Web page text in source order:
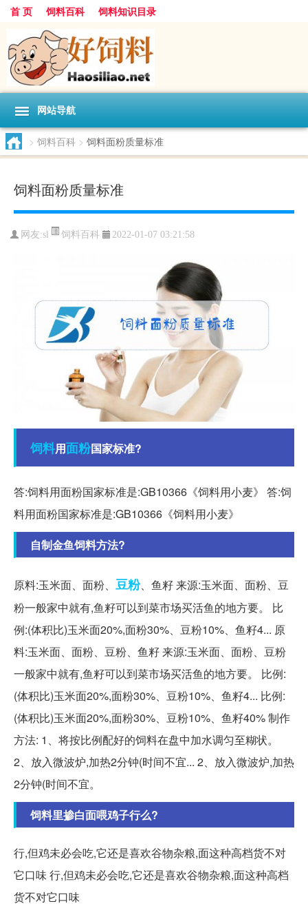
首 页 饲料百科 饲料知识目录
网站导航
> 饲料百科 > 饲料面粉质量标准
饲料面粉质量标准
网友:sl 饲料百科 2022-01-07 03:21:58
饲料用面粉国家标准?
答:饲料用面粉国家标准是:GB10366《饲料用小麦》 答:饲
料用面粉国家标准是:GB10366《饲料用小麦》
自制金鱼饲料方法?
原料:玉米面、面粉、 豆粉、鱼籽 来源:玉米面、面粉、豆
粉一般家中就有,鱼籽可以到菜市场买活鱼的地方要。 比
例:(体积比)玉米面20%,面粉30%、豆粉10%、鱼籽4... 原
料:玉米面、面粉、豆粉、鱼籽 来源:玉米面、面粉、豆粉
一般家中就有,鱼籽可以到菜市场买活鱼的地方要。 比例:
(体积比)玉米面20%,面粉30%、豆粉10%、鱼籽4... 比例:
(体积比)玉米面20%,面粉30%、豆粉10%、鱼籽40% 制作
方法: 1、将按比例配好的饲料在盘中加水调匀至糊状。
2、放入微波炉,加热2分钟(时间不宜... 2、放入微波炉,加热
2分钟(时间不宜。
饲料里掺白面喂鸡子行么?
行,但鸡未必会吃,它还是喜欢谷物杂粮,面这种高档货不对
它口味 行,但鸡未必会吃,它还是喜欢谷物杂粮,面这种高档
货不对它口味